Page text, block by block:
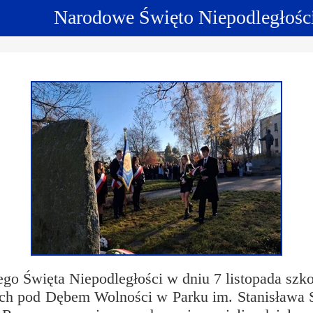
Narodowe Święto
Święta Niepodległości w dniu 7 listopada
pod Dębem Wolności w Parku im. Stanisława
Psychologiczno-Pedagogiczna Youth For
Wymiana
Wymiana
językowych